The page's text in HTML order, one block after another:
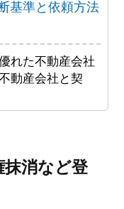
基準と依頼方法
れた不動産会社
動産会社と契
消など登